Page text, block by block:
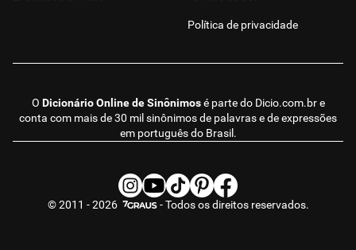
O Dicionário Online de Sinônimosé parte do Dicio.com.bre
conta com mais de 30 mil sinônimos de palavras e de expressões
em português do Brasil.
Política de privacidade
© 2011 - 2026 - Todos os direitos reservados.